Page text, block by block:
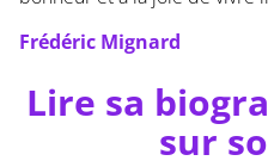
Frédéric Mignard
Lire sa
sur